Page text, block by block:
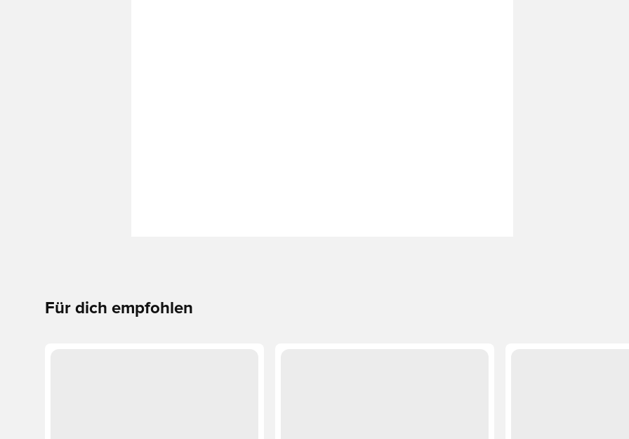
Für dich empfohlen